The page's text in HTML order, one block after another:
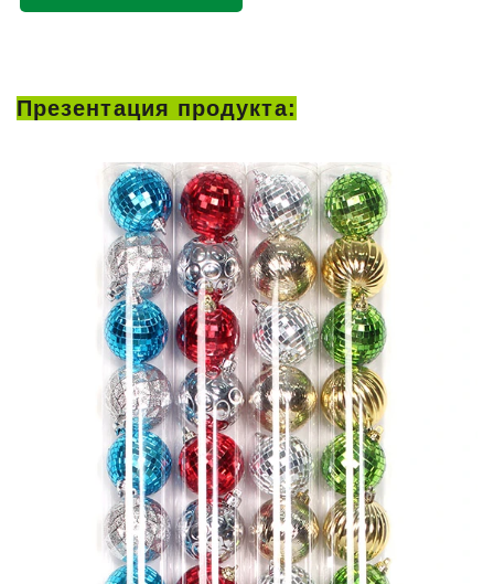
Презентация продукта: